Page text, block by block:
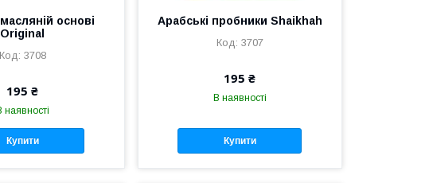
основі
Original
3708
195 ₴
наявності
Купити
Арабські пробники Shaikhah
3707
195 ₴
В наявності
Купити